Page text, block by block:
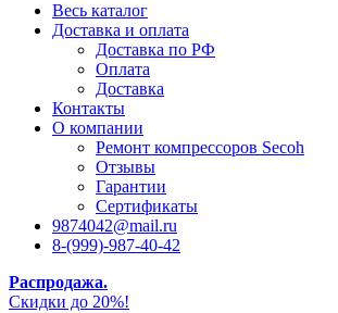
Весь каталог
Доставка и оплата
Доставка по РФ
Оплата
Доставка
Контакты
О компании
Ремонт компрессоров Secoh
Отзывы
Гарантии
Сертификаты
9874042@mail.ru
8-(999)-987-40-42
Распродажа.
Скидки до 20%!